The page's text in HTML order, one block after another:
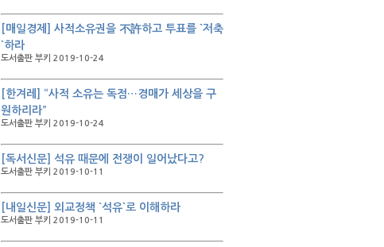
[매일경제] 사적소유권을 不許하고 투표를 `저축
`하라
도서출판 부키 2019-10-24
[한겨레] “사적 소유는 독점…경매가 세상을 구
원하리라”
도서출판 부키 2019-10-24
[독서신문] 석유 때문에 전쟁이 일어났다고?
도서출판 부키 2019-10-11
[내일신문] 외교정책 `석유`로 이해하라
도서출판 부키 2019-10-11